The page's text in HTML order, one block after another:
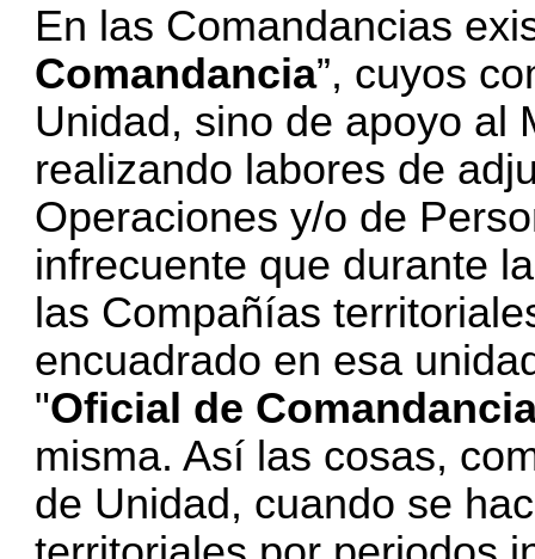
En las Comandancias
Comandancia”, cuyos
Unidad, sino de apoyo al
realizando labores de
Operaciones y/o de
infrecuente que durante
las Compañías
encuadrado en esa
"Oficial de
misma. Así las cosas,
de Unidad, cuando se